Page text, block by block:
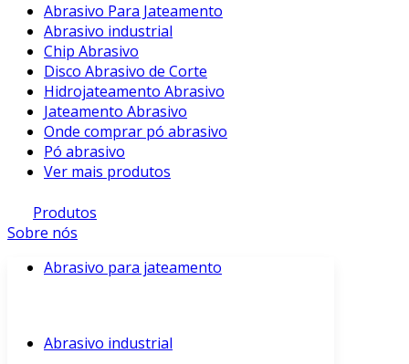
Abrasivo Para Jateamento
Abrasivo industrial
Chip Abrasivo
Disco Abrasivo de Corte
Hidrojateamento Abrasivo
Jateamento Abrasivo
Onde comprar pó abrasivo
Pó abrasivo
Ver mais produtos
Produtos
Sobre nós
Abrasivo para jateamento
Abrasivo industrial